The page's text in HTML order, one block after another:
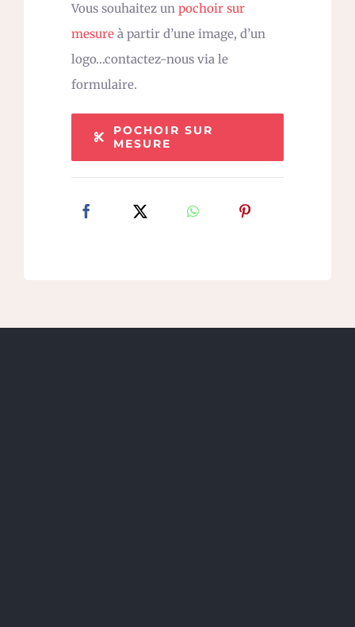
Vous souhaitez un pochoir sur
mesure à partir d’une image, d’un
logo…contactez-nous via le
formulaire.
POCHOIR SUR
MESURE